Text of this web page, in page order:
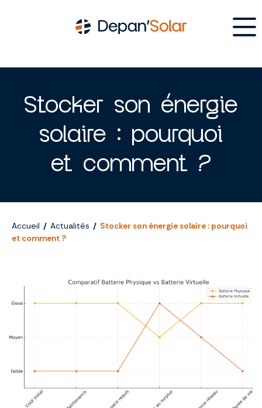
Stocker son énergie
solaire : pourquoi
et comment ?
Accueil / Actualités / Stocker son énergie solaire : pourquoi
et comment ?